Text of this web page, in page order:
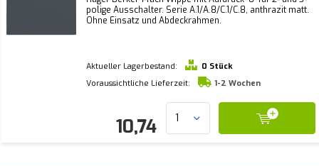
polige Ausschalter. Serie A.1/A.8/C.1/C.8, anthrazit matt.
Ohne Einsatz und Abdeckrahmen.
Aktueller Lagerbestand:
0 Stück
Voraussichtliche Lieferzeit:
1-2 Wochen
10,74